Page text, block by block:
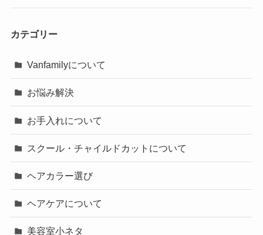
カテゴリー
Vanfamilyについて
お悩み解決
お手入れについて
スクール・チャイルドカットについて
ヘアカラー選び
ヘアケアについて
美容室小ネタ